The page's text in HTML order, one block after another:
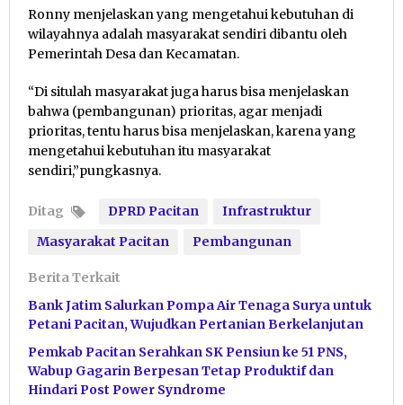
Ronny menjelaskan yang mengetahui kebutuhan di
wilayahnya adalah masyarakat sendiri dibantu oleh
Pemerintah Desa dan Kecamatan.
“Di situlah masyarakat juga harus bisa menjelaskan
bahwa (pembangunan) prioritas, agar menjadi
prioritas, tentu harus bisa menjelaskan, karena yang
mengetahui kebutuhan itu masyarakat
sendiri,”pungkasnya.
Ditag DPRD Pacitan
Infrastruktur
Masyarakat Pacitan
Pembangunan
Berita Terkait
Bank Jatim Salurkan Pompa Air Tenaga Surya untuk
Petani Pacitan, Wujudkan Pertanian Berkelanjutan
Pemkab Pacitan Serahkan SK Pensiun ke 51 PNS,
Wabup Gagarin Berpesan Tetap Produktif dan
Hindari Post Power Syndrome